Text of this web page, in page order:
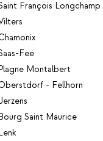
François Longchamp
Fee
Montalbert
- Fellhorn
Saint Maurice